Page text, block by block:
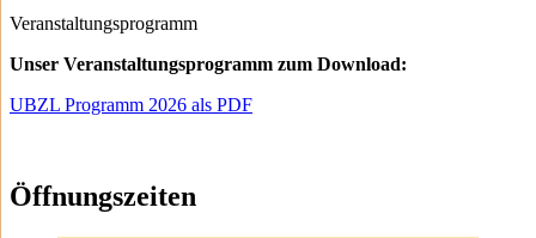
Veranstaltungsprogramm
Unser Veranstaltungsprogramm zum Download:
UBZL Programm 2026 als PDF
Öffnungszeiten